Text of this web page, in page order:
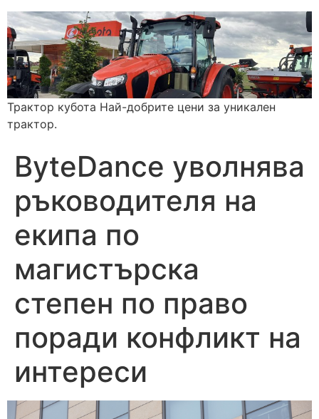
Трактор кубота Най-добрите цени за уникален
трактор.
ByteDance уволнява
ръководителя на
екипа по
магистърска
степен по право
поради конфликт на
интереси